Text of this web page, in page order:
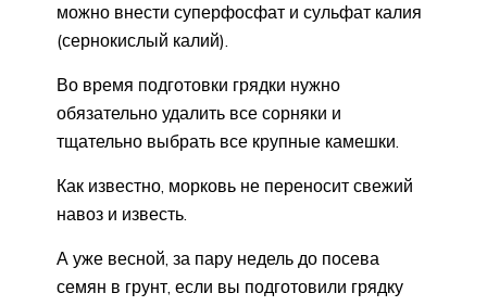
можно внести суперфосфат и сульфат калия
(сернокислый калий).
Во время подготовки грядки нужно
обязательно удалить все сорняки и
тщательно выбрать все крупные камешки.
Как известно, морковь не переносит свежий
навоз и известь.
А уже весной, за пару недель до посева
семян в грунт, если вы подготовили грядку